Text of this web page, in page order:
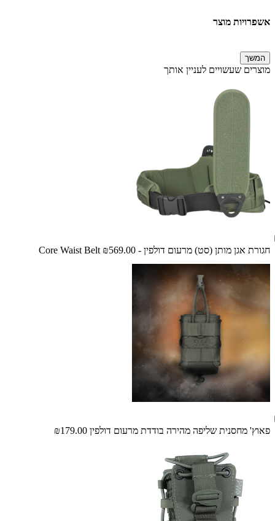
אשפרויות מוצר
המשך
מוצרים שעשויים לעניין אותך
חגורת אגן מותן (סט) מרעום דולפין - Core Waist Belt ₪569.00
פאוץ' מחסנית שליפה מהירה בודדת מרעום דולפין ₪179.00